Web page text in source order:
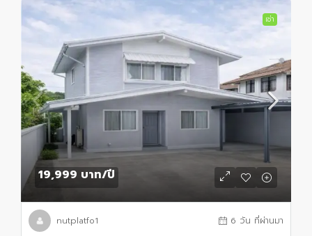
เช่า
19,999 บาท/ปี
nutplatfo1 6 วัน ที่ผ่านมา